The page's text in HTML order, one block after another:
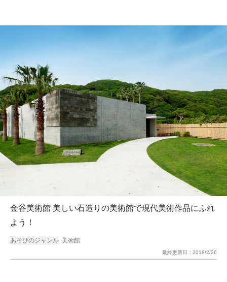
金谷美術館 美しい石造りの美術館で現代美術作品にふれ
よう！
あそびのジャンル 美術館
最終更新日： 2018/2/26